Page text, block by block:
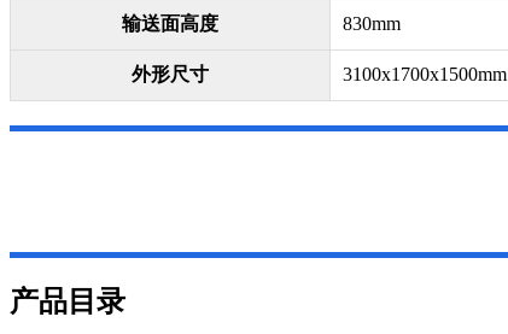
输送面高度 830mm
外形尺寸 3100x1700x1500mm
产品目录